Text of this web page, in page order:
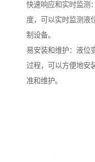
快速响应和实时监测
度，可以实时监测液
制设备。
易安装和维护：液位
过程，可以方便地安
准和维护。